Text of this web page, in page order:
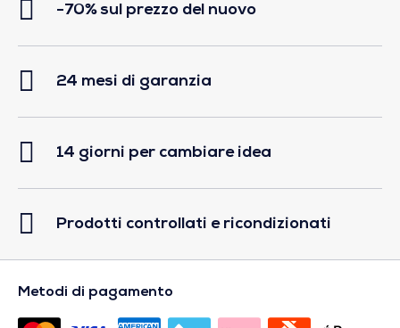
-70% sul prezzo del nuovo
24 mesi di garanzia
14 giorni per cambiare idea
Prodotti controllati e ricondizionati
Metodi di pagamento